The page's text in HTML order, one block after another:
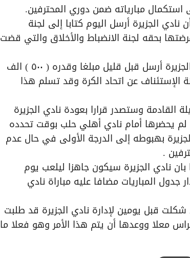
مبارياته ضمن دوري المحترفين.
الجزيرة أرسل اليوم كتابا إلى لجنة
بحقه لجنة الانضباط والأخلاق والتي قضت
وفي معلومات أخرى حصلت عليها ” الموقف الرياضي ” بأن نادي الجزيرة أرسل قبل قليل مبلغا وقدره ( ٥٠٠ ) الف
الإستئناف عن اتحاد الكرة وقد تسلم هذا
القادمة وستصدر قرارا بعودة نادي الجزيرة
لم يحضرها أمام نادي أهلي حلب بوقت تحدده
بهبوطه إلى الدرجة الأولى في حال عدم
.
نادي الجزيرة سيكون جاهزا ليلعب يوم
جدول المباريات مضافا عليه مباراة نادي
قبل يومين لإدارة نادي الجزيرة قد طلبت
معلا ووعدها أن يتم هذا الأمر وهو فعلا ما